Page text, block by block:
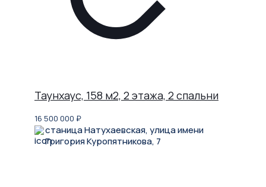
Таунхаус, 158 м2, 2 этажа, 2 спальни
16 500 000 ₽
станица Натухаевская, улица имени
Григория Куропятникова, 7